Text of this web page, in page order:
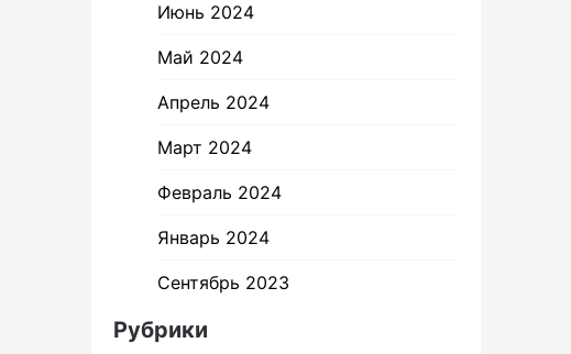
Июнь 2024
Май 2024
Апрель 2024
Март 2024
Февраль 2024
Январь 2024
Сентябрь 2023
Рубрики